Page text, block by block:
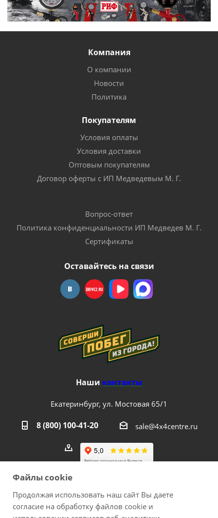
Компания
О компании
Новости
Политика
Покупателям
Условия оплаты
Условия доставки
Оптовым покупателям
Договор оферты с ИП Медведевым М. Г.
Вопрос-ответ
Политика конфиденциальности ИП Медведев М. Г.
Сертификаты
Оставайтесь на связи
Наши контакты
Екатеринбург, ул. Мостовая 65/1
8 (800) 100-41-20 sale@4x4centre.ru
2026 © 4х4Centre - интернет-магазин внедорожного
Файлы cookie
Продолжая использовать наш сайт Вы даете
согласие на обработку файлов cookie и